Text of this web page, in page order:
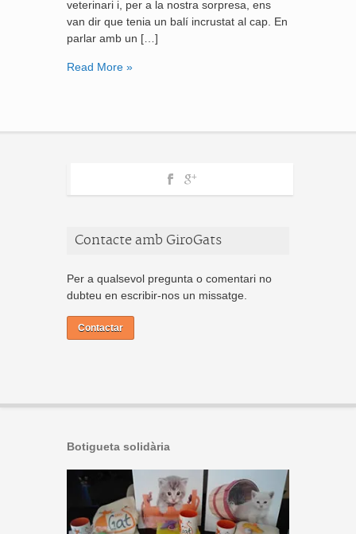
veterinari i, per a la nostra sorpresa, ens
van dir que tenia un balí incrustat al cap. En
parlar amb un […]
Read More »
Contacte amb GiroGats
Per a qualsevol pregunta o comentari no
dubteu en escribir-nos un missatge.
Contactar
Botigueta solidària